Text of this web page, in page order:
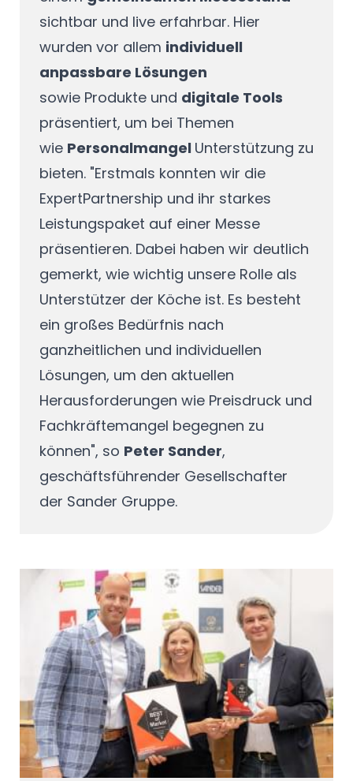
sichtbar und live erfahrbar. Hier
wurden vor allem individuell
anpassbare Lösungen
sowie Produkte und digitale Tools
präsentiert, um bei Themen
wie Personalmangel Unterstützung zu
bieten. "Erstmals konnten wir die
ExpertPartnership und ihr starkes
Leistungspaket auf einer Messe
präsentieren. Dabei haben wir deutlich
gemerkt, wie wichtig unsere Rolle als
Unterstützer der Köche ist. Es besteht
ein großes Bedürfnis nach
ganzheitlichen und individuellen
Lösungen, um den aktuellen
Herausforderungen wie Preisdruck und
Fachkräftemangel begegnen zu
können", so Peter Sander,
geschäftsführender Gesellschafter
der Sander Gruppe.